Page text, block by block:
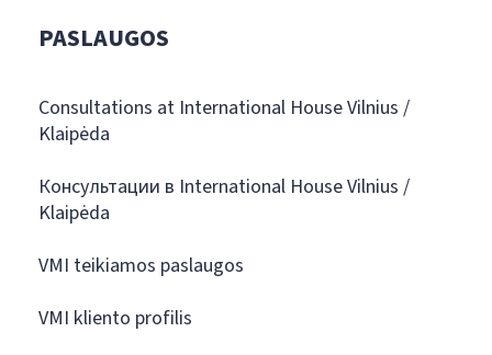
PASLAUGOS
Consultations at International House Vilnius /
Klaipėda
Консультации в International House Vilnius /
Klaipėda
VMI teikiamos paslaugos
VMI kliento profilis